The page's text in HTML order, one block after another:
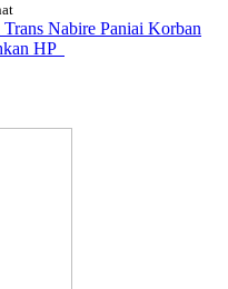
Nabire Paniai Korban
HP